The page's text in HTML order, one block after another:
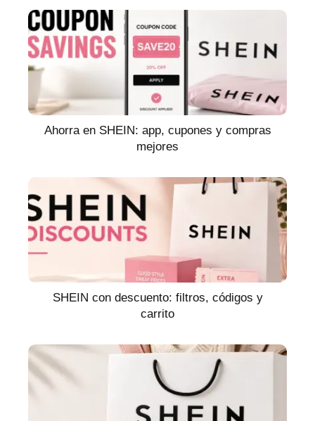
Ahorra en SHEIN: app, cupones y compras
mejores
SHEIN con descuento: filtros, códigos y
carrito